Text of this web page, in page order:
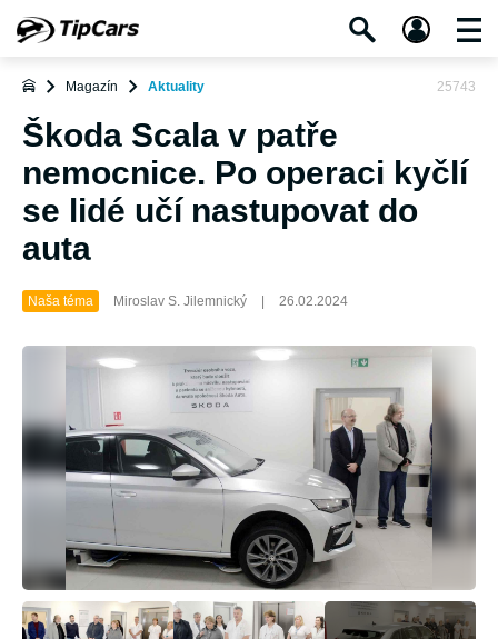
Magazín Aktuality 25743
Škoda Scala v patře
nemocnice. Po operaci kyčlí
se lidé učí nastupovat do
auta
Naša téma Miroslav S. Jilemnický 26.02.2024